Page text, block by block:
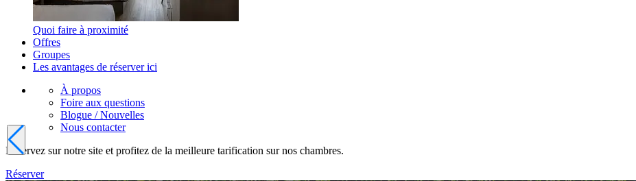
Quoi faire à proximité
Offres
Groupes
Les avantages de réserver ici
À propos
Foire aux questions
Blogue / Nouvelles
Nous contacter
Réservez sur notre site et profitez de la meilleure tarification sur nos chambres.
Réserver